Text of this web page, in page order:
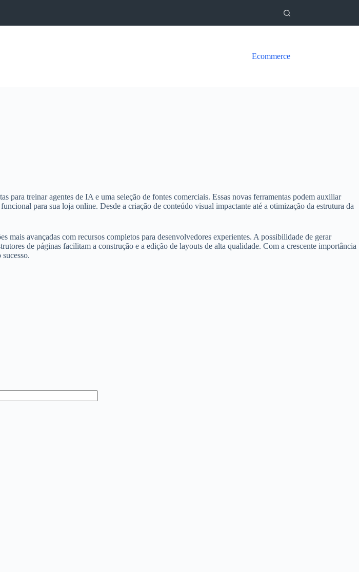
Ecommerce
para treinar agentes de IA e uma seleção de fontes comerciais. Essas novas ferramentas podem auxiliar
para sua loja online. Desde a criação de conteúdo visual impactante até a otimização da estrutura da
mais avançadas com recursos completos para desenvolvedores experientes. A possibilidade de gerar
de páginas facilitam a construção e a edição de layouts de alta qualidade. Com a crescente importância